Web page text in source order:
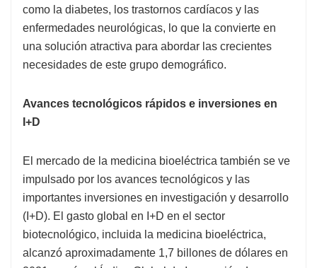
como la diabetes, los trastornos cardíacos y las
enfermedades neurológicas, lo que la convierte en
una solución atractiva para abordar las crecientes
necesidades de este grupo demográfico.
Avances tecnológicos rápidos e inversiones en
I+D
El mercado de la medicina bioeléctrica también se ve
impulsado por los avances tecnológicos y las
importantes inversiones en investigación y desarrollo
(I+D). El gasto global en I+D en el sector
biotecnológico, incluida la medicina bioeléctrica,
alcanzó aproximadamente 1,7 billones de dólares en